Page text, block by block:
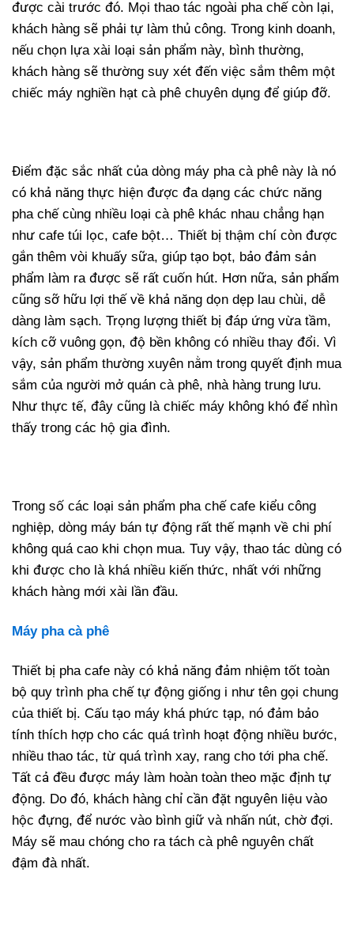
được cài trước đó. Mọi thao tác ngoài pha chế còn lại,
khách hàng sẽ phải tự làm thủ công. Trong kinh doanh,
nếu chọn lựa xài loại sản phẩm này, bình thường,
khách hàng sẽ thường suy xét đến việc sắm thêm một
chiếc máy nghiền hạt cà phê chuyên dụng để giúp đỡ.
Điểm đặc sắc nhất của dòng máy pha cà phê này là nó
có khả năng thực hiện được đa dạng các chức năng
pha chế cùng nhiều loại cà phê khác nhau chẳng hạn
như cafe túi lọc, cafe bột… Thiết bị thậm chí còn được
gắn thêm vòi khuấy sữa, giúp tạo bọt, bảo đảm sản
phẩm làm ra được sẽ rất cuốn hút. Hơn nữa, sản phẩm
cũng sỡ hữu lợi thế về khả năng dọn dẹp lau chùi, dễ
dàng làm sạch. Trọng lượng thiết bị đáp ứng vừa tầm,
kích cỡ vuông gọn, độ bền không có nhiều thay đổi. Vì
vậy, sản phẩm thường xuyên nằm trong quyết định mua
sắm của người mở quán cà phê, nhà hàng trung lưu.
Như thực tế, đây cũng là chiếc máy không khó để nhìn
thấy trong các hộ gia đình.
Trong số các loại sản phẩm pha chế cafe kiểu công
nghiệp, dòng máy bán tự động rất thế mạnh về chi phí
không quá cao khi chọn mua. Tuy vậy, thao tác dùng có
khi được cho là khá nhiều kiến thức, nhất với những
khách hàng mới xài lần đầu.
Máy pha cà phê
Thiết bị pha cafe này có khả năng đảm nhiệm tốt toàn
bộ quy trình pha chế tự động giống i như tên gọi chung
của thiết bị. Cấu tạo máy khá phức tạp, nó đảm bảo
tính thích hợp cho các quá trình hoạt động nhiều bước,
nhiều thao tác, từ quá trình xay, rang cho tới pha chế.
Tất cả đều được máy làm hoàn toàn theo mặc định tự
động. Do đó, khách hàng chỉ cần đặt nguyên liệu vào
hộc đựng, để nước vào bình giữ và nhấn nút, chờ đợi.
Máy sẽ mau chóng cho ra tách cà phê nguyên chất
đậm đà nhất.